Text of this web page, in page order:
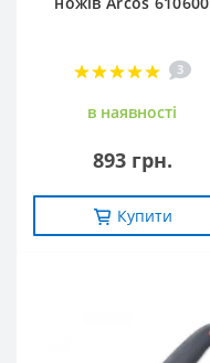
3
в наявностi
893 грн.
Купити